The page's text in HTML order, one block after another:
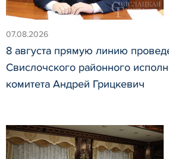
07.08.2026
8 августа прямую линию
Свислочского районного
комитета Андрей Грицкевич